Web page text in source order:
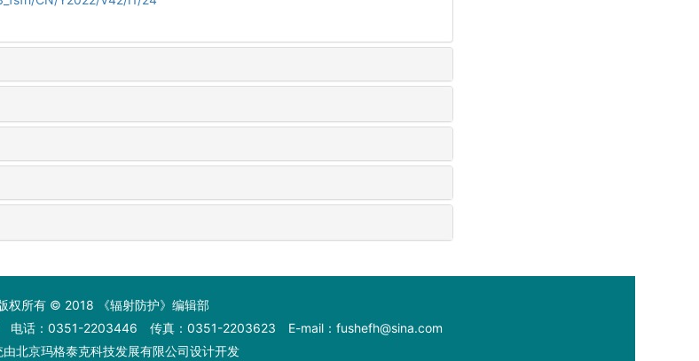
权所有 © 2018 《辐射防护》编辑部
电话：0351-2203446 传真：0351-2203623 E-mail：fushefh@sina.com
由北京玛格泰克科技发展有限公司设计开发